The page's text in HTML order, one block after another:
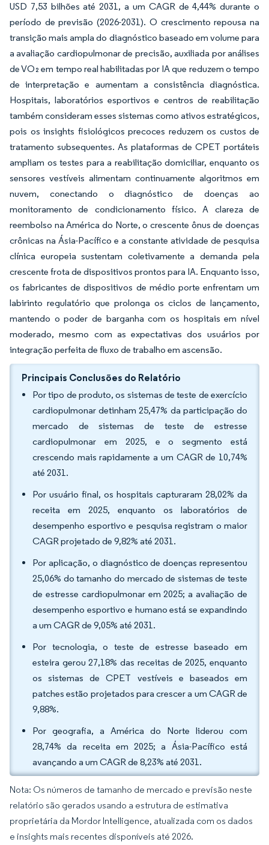
USD 7,53 bilhões até 2031, a um CAGR de 4,44% durante o
período de previsão (2026-2031). O crescimento repousa na
transição mais ampla do diagnóstico baseado em volume para
a avaliação cardiopulmonar de precisão, auxiliada por análises
de VO₂ em tempo real habilitadas por IA que reduzem o tempo
de interpretação e aumentam a consistência diagnóstica.
Hospitais, laboratórios esportivos e centros de reabilitação
também consideram esses sistemas como ativos estratégicos,
pois os insights fisiológicos precoces reduzem os custos de
tratamento subsequentes. As plataformas de CPET portáteis
ampliam os testes para a reabilitação domiciliar, enquanto os
sensores vestíveis alimentam continuamente algoritmos em
nuvem, conectando o diagnóstico de doenças ao
monitoramento de condicionamento físico. A clareza de
reembolso na América do Norte, o crescente ônus de doenças
crônicas na Ásia-Pacífico e a constante atividade de pesquisa
clínica europeia sustentam coletivamente a demanda pela
crescente frota de dispositivos prontos para IA. Enquanto isso,
os fabricantes de dispositivos de médio porte enfrentam um
labirinto regulatório que prolonga os ciclos de lançamento,
mantendo o poder de barganha com os hospitais em nível
moderado, mesmo com as expectativas dos usuários por
integração perfeita de fluxo de trabalho em ascensão.
Principais Conclusões do Relatório
Por tipo de produto, os sistemas de teste de exercício
cardiopulmonar detinham 25,47% da participação do
mercado de sistemas de teste de estresse
cardiopulmonar em 2025, e o segmento está
crescendo mais rapidamente a um CAGR de 10,74%
até 2031.
Por usuário final, os hospitais capturaram 28,02% da
receita em 2025, enquanto os laboratórios de
desempenho esportivo e pesquisa registram o maior
CAGR projetado de 9,82% até 2031.
Por aplicação, o diagnóstico de doenças representou
25,06% do tamanho do mercado de sistemas de teste
de estresse cardiopulmonar em 2025; a avaliação de
desempenho esportivo e humano está se expandindo
a um CAGR de 9,05% até 2031.
Por tecnologia, o teste de estresse baseado em
esteira gerou 27,18% das receitas de 2025, enquanto
os sistemas de CPET vestíveis e baseados em
patches estão projetados para crescer a um CAGR de
9,88%.
Por geografia, a América do Norte liderou com
28,74% da receita em 2025; a Ásia-Pacífico está
avançando a um CAGR de 8,23% até 2031.
Nota: Os números de tamanho de mercado e previsão neste
relatório são gerados usando a estrutura de estimativa
proprietária da Mordor Intelligence, atualizada com os dados
e insights mais recentes disponíveis até 2026.